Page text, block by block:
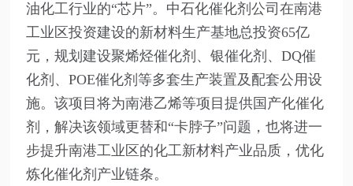
油化工行业的“芯片”。中石化催化剂公司在南港
工业区投资建设的新材料生产基地总投资65亿
元，规划建设聚烯烃催化剂、银催化剂、DQ催
化剂、POE催化剂等多套生产装置及配套公用设
施。该项目将为南港乙烯等项目提供国产化催化
剂，解决该领域更替和“卡脖子”问题，也将进一
步提升南港工业区的化工新材料产业品质，优化
炼化催化剂产业链条。